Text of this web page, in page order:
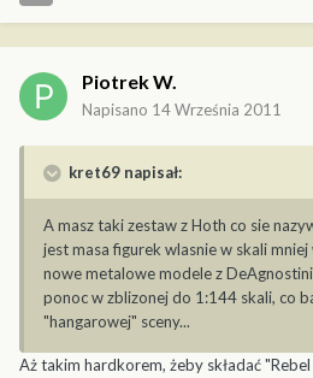
Piotrek W.
Napisano 14 Września 2011
kret69 napisał:
A masz taki zestaw z Hoth co sie
jest masa figurek wlasnie w skali
nowe metalowe modele z
ponoc w zblizonej do 1:144 skali, co
"hangarowej" sceny...
Aż takim hardkorem, żeby składać